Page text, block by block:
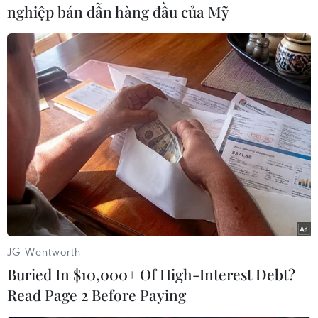
Thời tiết thất thường cũng có thể xem là một
"thủ phạm." Thủtướng Tusk dẫn số liệu Cơ quan
Khí tượng Ba Lan cho biết những dự báođã
không đánh giá được mức biến động quá lớn:
"Cứ như thể lượng mưacủa 20 ngày trút hết
xuống trong một đêm vậy!"./.
(TTXVN)
nghiệp bán dẫn hàng đầu của Mỹ
JG Wentworth
Buried In $10,000+ Of High-Interest Debt?
Read Page 2 Before Paying